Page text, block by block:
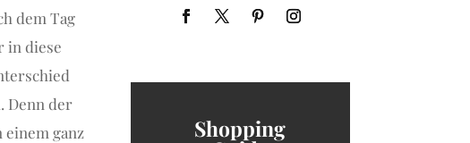
dem Tag
in diese
Denn der
einem ganz
Shopping